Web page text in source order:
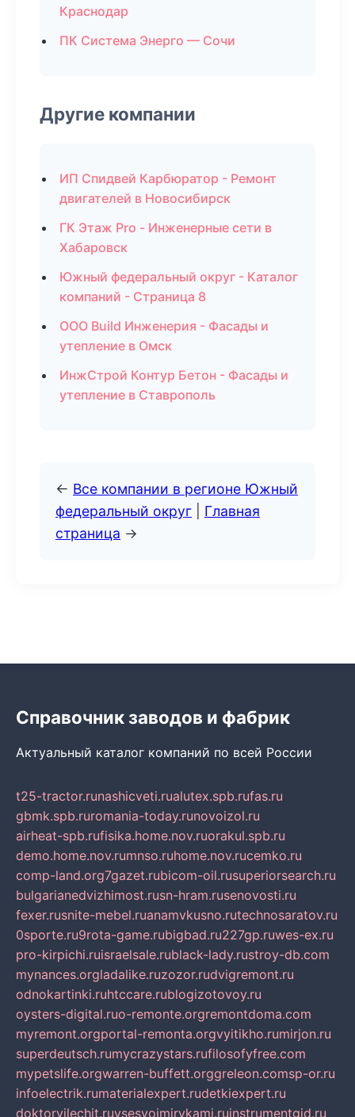
Краснодар
ПК Система Энерго — Сочи
Другие компании
ИП Спидвей Карбюратор - Ремонт
двигателей в Новосибирск
ГК Этаж Pro - Инженерные сети в
Хабаровск
Южный федеральный округ - Каталог
компаний - Страница 8
ООО Build Инженерия - Фасады и
утепление в Омск
ИнжСтрой Контур Бетон - Фасады и
утепление в Ставрополь
← Все компании в регионе Южный
федеральный округ
Главная
страница →
Справочник заводов и фабрик
Актуальный каталог компаний по всей России
t25-tractor.runashicveti.rualutex.spb.rufas.ru
gbmk.spb.ruromania-today.runovoizol.ru
airheat-spb.rufisika.home.nov.ruorakul.spb.ru
demo.home.nov.rumnso.ruhome.nov.rucemko.ru
comp-land.org7gazet.rubicom-oil.rusuperiorsearch.ru
bulgarianedvizhimost.rusn-hram.rusenovosti.ru
fexer.rusnite-mebel.ruanamvkusno.rutechnosaratov.ru
0sporte.ru9rota-game.rubigbad.ru227gp.ruwes-ex.ru
pro-kirpichi.ruisraelsale.rublack-lady.rustroy-db.com
mynances.orgladalike.ruzozor.rudvigremont.ru
odnokartinki.ruhtccare.rublogizotovoy.ru
oysters-digital.ruo-remonte.orgremontdoma.com
myremont.orgportal-remonta.orgvyitikho.rumirjon.ru
superdeutsch.rumycrazystars.rufilosofyfree.com
mypetslife.orgwarren-buffett.orggreleon.comsp-or.ru
infoelectrik.rumaterialexpert.rudetkiexpert.ru
doktorvilechit.ruvsesvoimirykami.ruinstrumentgid.ru